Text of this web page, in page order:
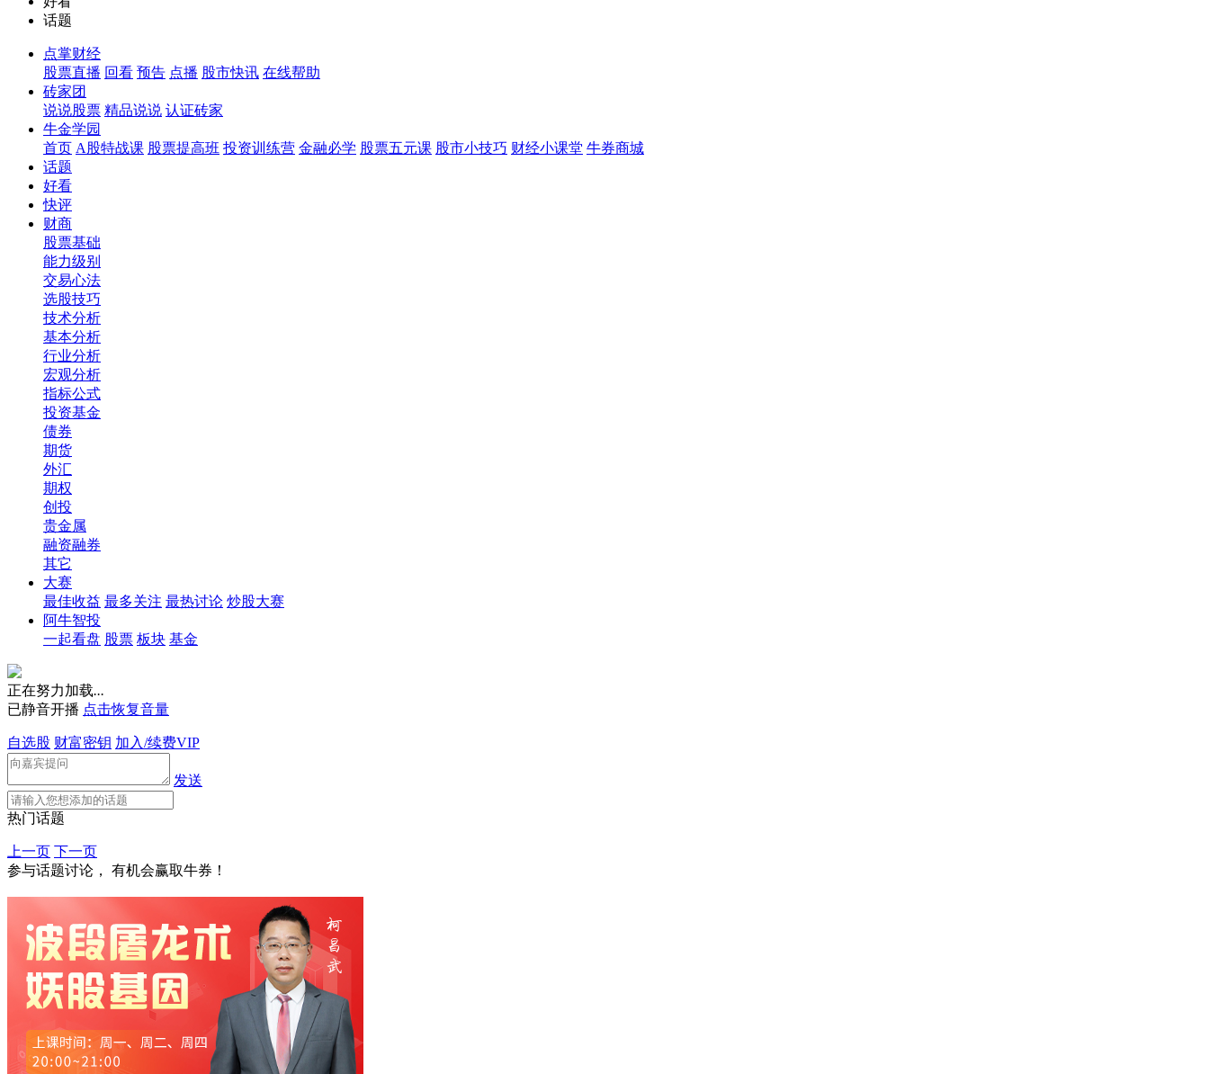
话题
点掌财经
股票直播 回看 预告 点播 股市快讯 在线帮助
砖家团
说说股票 精品说说 认证砖家
牛金学园
首页 A股特战课 股票提高班 投资训练营 金融必学 股票五元课 股市小技巧 财经小课堂 牛券商城
话题
好看
快评
财商
股票基础
能力级别
交易心法
选股技巧
技术分析
基本分析
行业分析
宏观分析
指标公式
投资基金
债券
期货
外汇
期权
创投
贵金属
融资融券
其它
大赛
最佳收益 最多关注 最热讨论 炒股大赛
阿牛智投
一起看盘 股票 板块 基金
正在努力加载...
已静音开播 点击恢复音量
自选股 财富密钥 加入/续费VIP
发送
热门话题
上一页 下一页
参与话题讨论， 有机会赢取牛券！